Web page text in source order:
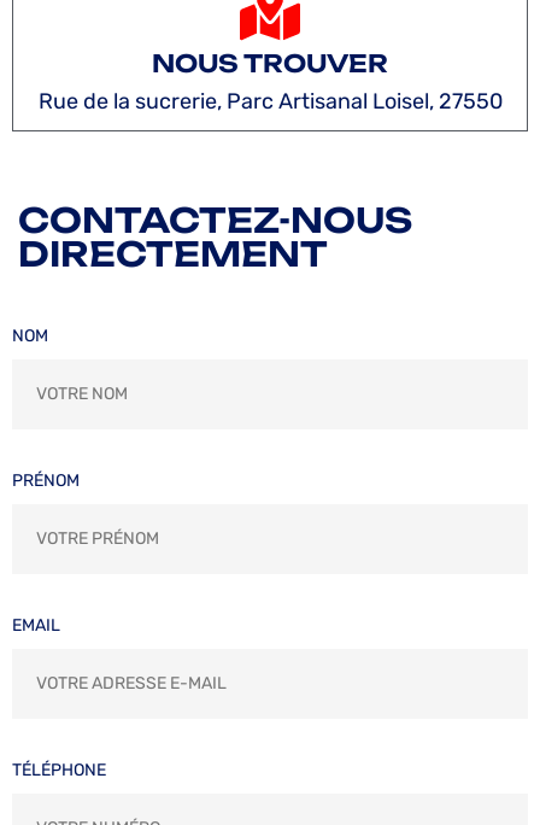
NOUS TROUVER
Rue de la sucrerie, Parc Artisanal Loisel, 27550
CONTACTEZ-NOUS
DIRECTEMENT
NOM
PRÉNOM
EMAIL
TÉLÉPHONE